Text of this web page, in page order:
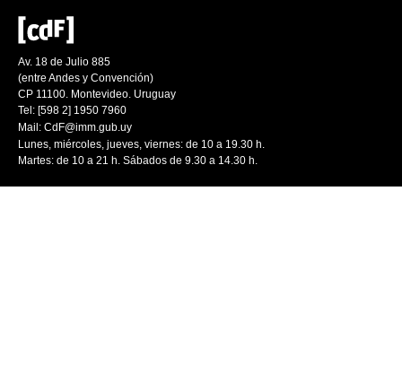
Av. 18 de Julio 885
(entre Andes y Convención)
CP 11100. Montevideo. Uruguay
Tel: [598 2] 1950 7960
Mail: CdF@imm.gub.uy
Lunes, miércoles, jueves, viernes: de 10 a 19.30 h.
Martes: de 10 a 21 h. Sábados de 9.30 a 14.30 h.